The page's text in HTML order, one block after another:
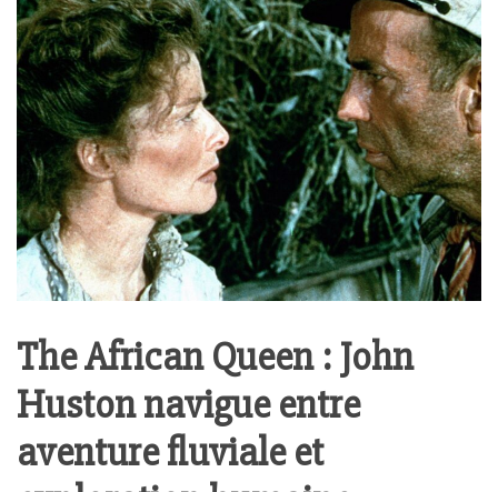
The African Queen : John
Huston navigue entre
aventure fluviale et